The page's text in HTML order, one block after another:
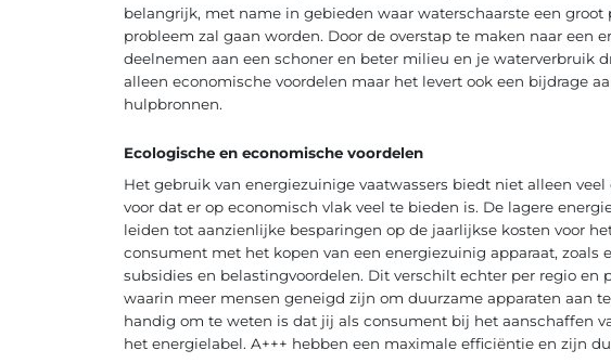
belangrijk, met name in gebieden waar waterschaarste een
probleem zal gaan worden. Door de overstap te maken naar een
deelnemen aan een schoner en beter milieu en je waterverbruik
alleen economische voordelen maar het levert ook een bijdrage
hulpbronnen.
Ecologische en economische voordelen
Het gebruik van energiezuinige vaatwassers biedt niet alleen
voor dat er op economisch vlak veel te bieden is. De lagere
leiden tot aanzienlijke besparingen op de jaarlijkse kosten voor
consument met het kopen van een energiezuinig apparaat, zoals
subsidies en belastingvoordelen. Dit verschilt echter per regio en
waarin meer mensen geneigd zijn om duurzame apparaten aan
handig om te weten is dat jij als consument bij het aanschaffen
het energielabel. A+++ hebben een maximale efficiëntie en zijn